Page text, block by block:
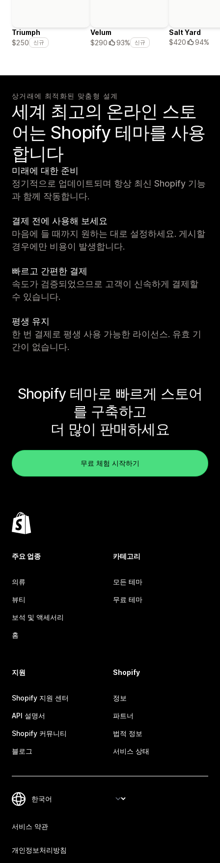
Triumph
$250
신규
Velum
$290
93% 신규
Salt Yard
$420
94%
상거래에 최적화된 맞춤형 설계
세계 최고의 온라인 스토
어는 Shopify 테마를 사용
합니다
미래에 대한 준비
정기적으로 업데이트되며 항상 최신 Shopify 기능
과 함께 작동합니다.
결제 전에 사용해 보세요
마음에 들 때까지 원하는 대로 설정하세요. 게시할
경우에만 비용이 발생합니다.
빠르고 간편한 결제
속도가 검증되었으므로 고객이 신속하게 결제할
수 있습니다.
평생 유지
한 번 결제로 평생 사용 가능한 라이선스. 유효 기
간이 없습니다.
Shopify 테마로 빠르게 스토어
를 구축하고
더 많이 판매하세요
무료 체험 시작하기
주요 업종
의류
뷰티
보석 및 액세서리
홈
카테고리
모든 테마
무료 테마
지원
Shopify 지원 센터
API 설명서
Shopify 커뮤니티
블로그
Shopify
정보
파트너
법적 정보
서비스 상태
서비스 약관
개인정보처리방침